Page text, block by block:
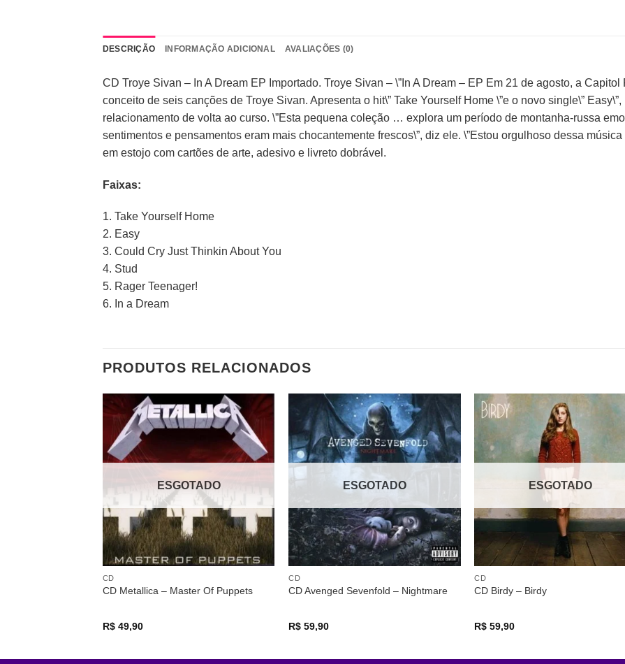
DESCRIÇÃO INFORMAÇÃO ADICIONAL AVALIAÇÕES (0)
CD Troye Sivan – In A Dream EP Importado. Troye Sivan – \”In A Dream – EP Em 21 de agosto, a
conceito de seis canções de Troye Sivan. Apresenta o hit\” Take Yourself Home \”e o novo single\”
relacionamento de volta ao curso. \”Esta pequena coleção … explora um período de montanha-russa
sentimentos e pensamentos eram mais chocantemente frescos\”, diz ele. \”Estou orgulhoso dessa
em estojo com cartões de arte, adesivo e livreto dobrável.
Faixas:
1. Take Yourself Home
2. Easy
3. Could Cry Just Thinkin About You
4. Stud
5. Rager Teenager!
6. In a Dream
PRODUTOS RELACIONADOS
ESGOTADO
CD
CD Metallica – Master Of Puppets
R$49,90
ESGOTADO
CD
CD Avenged Sevenfold – Nightmare
R$ 59,90
ESGOTADO
CD
CD Birdy – Birdy
R$ 59,90